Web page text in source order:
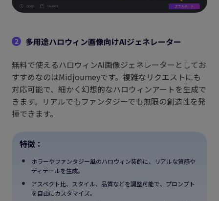
2
多用途ハロウィン画像向けAIジェネレーター
無料で使えるハロウィンAI画像ジェネレーターとしてお
すすめなのはMidjourneyです。複雑なリクエストにも
対応可能で、細かく幻想的なハロウィンアートを生成で
きます。リアルでもファンタジーでも無限の創造性を発
揮できます。
特徴：
ホラーやファンタジー風のハロウィン装飾に、リアルな質感や
ディテールを生成。
アスペクト比、スタイル、品質などを調整可能で、プロンプト
を自由にカスタマイズ。